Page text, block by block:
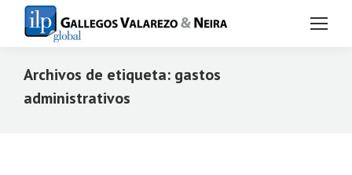
Archivos de etiqueta: gastos
administrativos